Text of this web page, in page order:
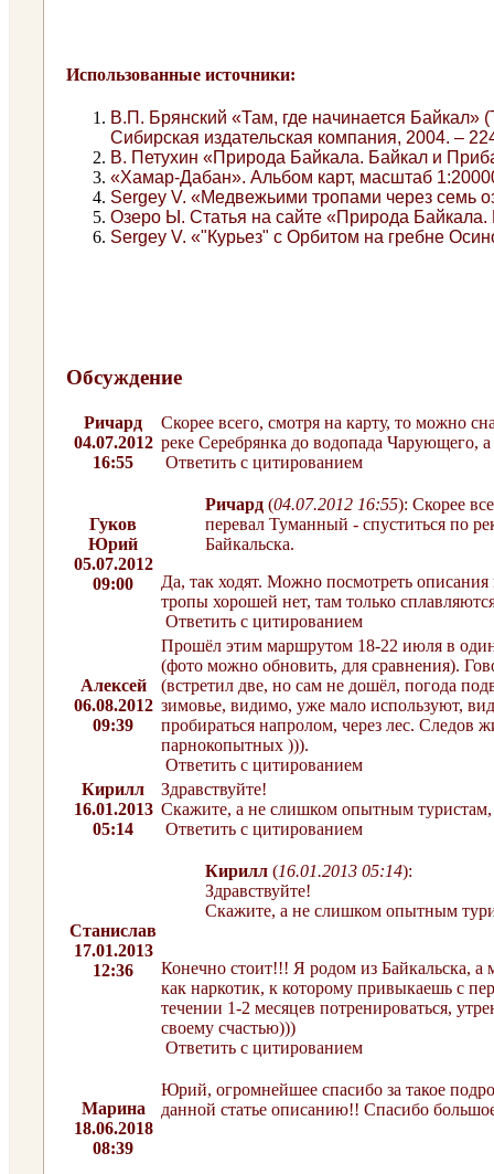
Использованные источники:
В.П. Брянский «Там, где начинается Байкал»
Сибирская издательская компания, 2004. –
В. Петухин «Природа Байкала. Байкал и
«Хамар-Дабан». Альбом карт, масштаб
Sergey V. «Медвежьими тропами через семь
Озеро Ы. Статья на сайте «Природа Байкала.
Sergey V. «"Курьез" с Орбитом на гребне
Обсуждение
Ричард
04.07.2012
16:55
Скорее всего, смотря на карту, то можно
реке Серебрянка до водопада Чарующего,
Ответить с цитированием
Гуков
Юрий
05.07.2012
09:00
Ричард (04.07.2012 16:55): Скорее
перевал Туманный - спуститься по
Байкальска.
Да, так ходят. Можно посмотреть
тропы хорошей нет, там только
Ответить с цитированием
Алексей
06.08.2012
09:39
Прошёл этим маршрутом 18-22 июля в
(фото можно обновить, для сравнения).
(встретил две, но сам не дошёл, погода
зимовье, видимо, уже мало используют,
пробираться напролом, через лес. Следов
парнокопытных ))).
Ответить с цитированием
Кирилл
16.01.2013
05:14
Здравствуйте!
Скажите, а не слишком опытным туристам,
Ответить с цитированием
Станислав
17.01.2013
12:36
Кирилл (16.01.2013 05:14):
Здравствуйте!
Скажите, а не слишком опытным
Конечно стоит!!! Я родом из Байкальска, а
как наркотик, к которому привыкаешь с
течении 1-2 месяцев потренироваться,
своему счастью)))
Ответить с цитированием
Марина
18.06.2018
08:39
Юрий, огромнейшее спасибо за такое
данной статье описанию!! Спасибо